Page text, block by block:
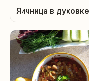
Яичница в духовке